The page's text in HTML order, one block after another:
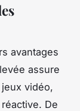
avantages
assure
vidéo,
De